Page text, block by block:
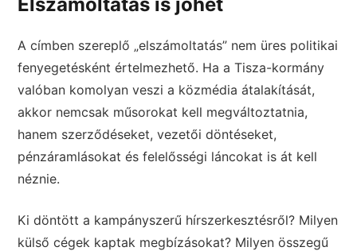
A címben szereplő „elszámoltatás” nem üres politikai
fenyegetésként értelmezhető. Ha a Tisza-kormány
valóban komolyan veszi a közmédia átalakítását,
akkor nemcsak műsorokat kell megváltoztatnia,
hanem szerződéseket, vezetői döntéseket,
pénzáramlásokat és felelősségi láncokat is át kell
néznie.
Ki döntött a kampányszerű hírszerkesztésről? Milyen
külső cégek kaptak megbízásokat? Milyen összegű